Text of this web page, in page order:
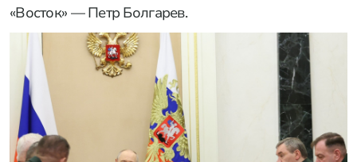
«Восток» — Петр Болгарев.